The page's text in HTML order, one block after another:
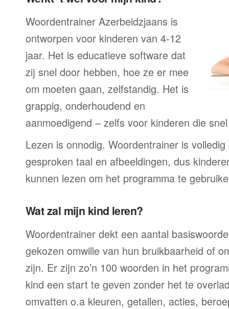
Woordentrainer Azerbeidzjaans is
ontworpen voor kinderen van 4-12
jaar. Het is educatieve software dat
zij snel door hebben, hoe ze er mee
om moeten gaan, zelfstandig. Het is
grappig, onderhoudend en
aanmoedigend – zelfs voor kinderen die
Lezen is onnodig. Woordentrainer is
gesproken taal en afbeeldingen, dus
kunnen lezen om het programma te
Wat zal mijn kind leren?
Woordentrainer dekt een aantal
gekozen omwille van hun bruikbaarheid of
zijn. Er zijn zo’n 100 woorden in het
kind een start te geven zonder het te
omvatten o.a kleuren, getallen, acties,